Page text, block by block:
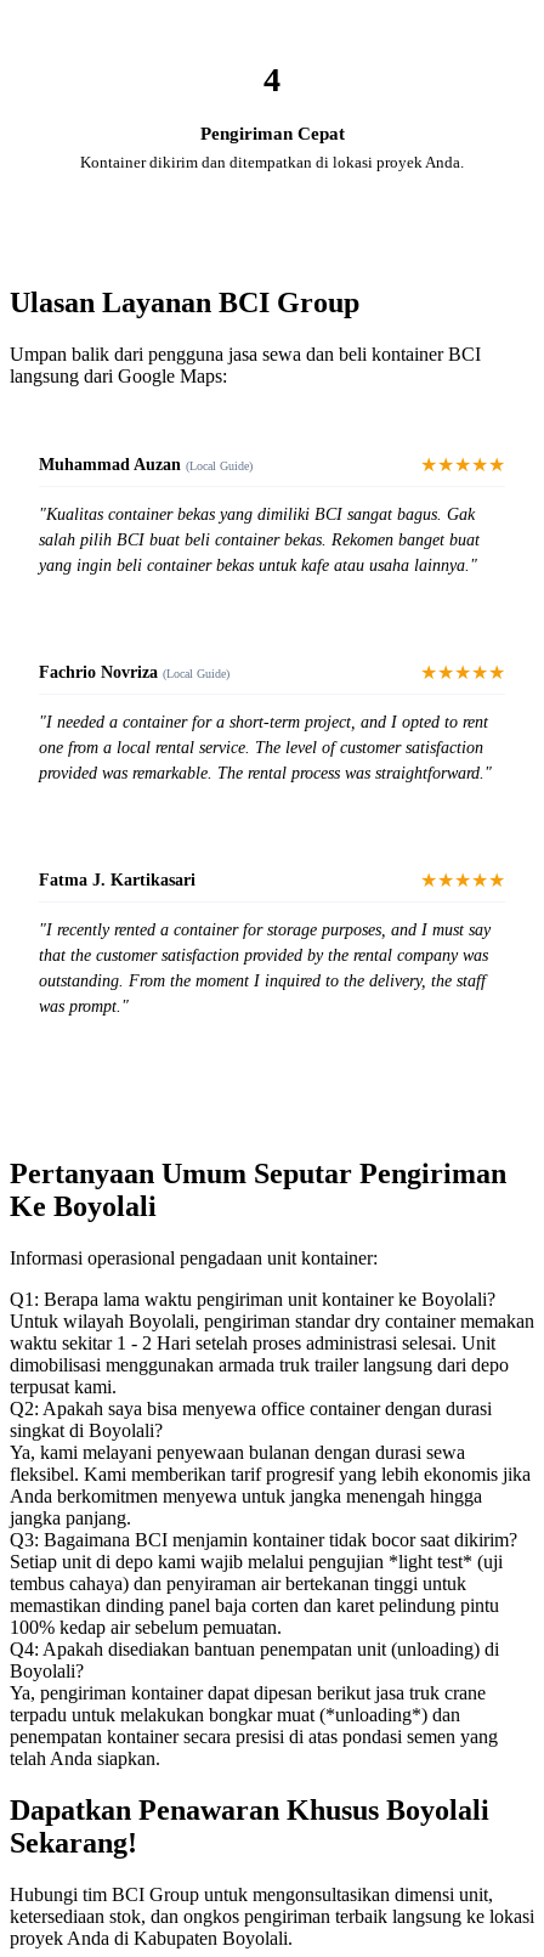
4
Pengiriman Cepat
Kontainer dikirim dan ditempatkan di lokasi proyek Anda.
Ulasan Layanan BCI Group
Umpan balik dari pengguna jasa sewa dan beli kontainer BCI
langsung dari Google Maps:
Muhammad Auzan (Local Guide) ★★★★★
"Kualitas container bekas yang dimiliki BCI sangat bagus. Gak
salah pilih BCI buat beli container bekas. Rekomen banget buat
yang ingin beli container bekas untuk kafe atau usaha lainnya."
Fachrio Novriza (Local Guide) ★★★★★
"I needed a container for a short-term project, and I opted to rent
one from a local rental service. The level of customer satisfaction
provided was remarkable. The rental process was straightforward."
Fatma J. Kartikasari ★★★★★
"I recently rented a container for storage purposes, and I must say
that the customer satisfaction provided by the rental company was
outstanding. From the moment I inquired to the delivery, the staff
was prompt."
Pertanyaan Umum Seputar Pengiriman
Ke Boyolali
Informasi operasional pengadaan unit kontainer:
Q1: Berapa lama waktu pengiriman unit kontainer ke Boyolali?
Untuk wilayah Boyolali, pengiriman standar dry container memakan
waktu sekitar 1 - 2 Hari setelah proses administrasi selesai. Unit
dimobilisasi menggunakan armada truk trailer langsung dari depo
terpusat kami.
Q2: Apakah saya bisa menyewa office container dengan durasi
singkat di Boyolali?
Ya, kami melayani penyewaan bulanan dengan durasi sewa
fleksibel. Kami memberikan tarif progresif yang lebih ekonomis jika
Anda berkomitmen menyewa untuk jangka menengah hingga
jangka panjang.
Q3: Bagaimana BCI menjamin kontainer tidak bocor saat dikirim?
Setiap unit di depo kami wajib melalui pengujian *light test* (uji
tembus cahaya) dan penyiraman air bertekanan tinggi untuk
memastikan dinding panel baja corten dan karet pelindung pintu
100% kedap air sebelum pemuatan.
Q4: Apakah disediakan bantuan penempatan unit (unloading) di
Boyolali?
Ya, pengiriman kontainer dapat dipesan berikut jasa truk crane
terpadu untuk melakukan bongkar muat (*unloading*) dan
penempatan kontainer secara presisi di atas pondasi semen yang
telah Anda siapkan.
Dapatkan Penawaran Khusus Boyolali
Sekarang!
Hubungi tim BCI Group untuk mengonsultasikan dimensi unit,
ketersediaan stok, dan ongkos pengiriman terbaik langsung ke lokasi
proyek Anda di Kabupaten Boyolali.